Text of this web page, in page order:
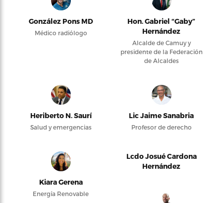
González Pons MD
Médico radiólogo
Hon. Gabriel “Gaby”
Hernández
Alcalde de Camuy y
presidente de la Federación
de Alcaldes
Heriberto N. Saurí
Salud y emergencias
Lic Jaime Sanabria
Profesor de derecho
Kiara Gerena
Energía Renovable
Lcdo Josué Cardona
Hernández